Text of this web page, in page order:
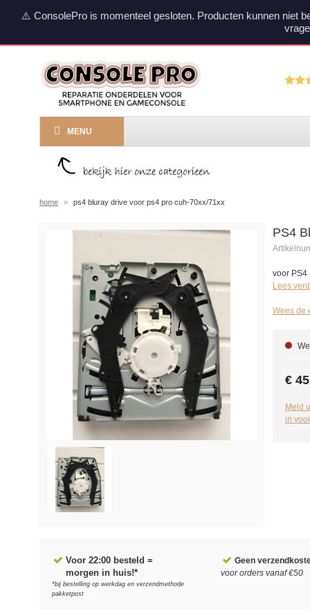
⚠️ ConsolePro is momenteel gesloten. Producten kunnen niet
MENU
home » ps4 bluray drive voor ps4 pro cuh-70xx/71xx
PS4
voor PS4
Lees
Wees de
€
Meld
in
Voor 22:00 besteld =
morgen in huis!*
*bij bestelling op werkdag en verzendmethode
pakketpost
Geen
voor orders vanaf €50